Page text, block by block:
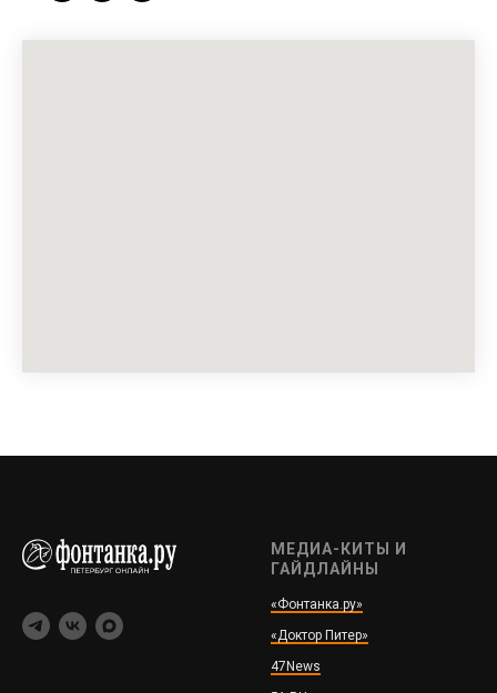
МЕДИА-КИТЫ И
ГАЙДЛАЙНЫ
«Фонтанка.ру»
«Доктор Питер»
47News